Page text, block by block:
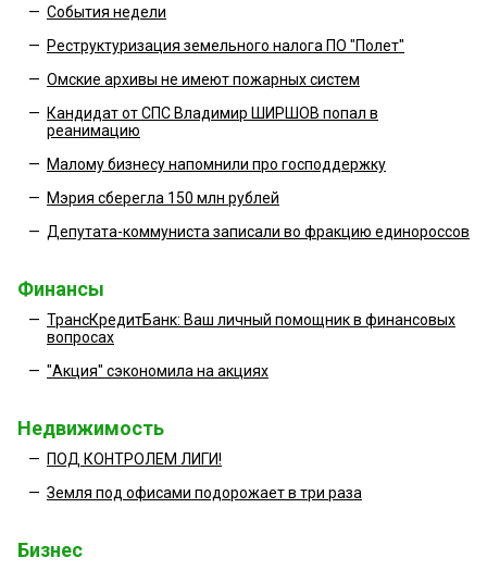
— События недели
— Реструктуризация земельного налога ПО "Полет"
— Омские архивы не имеют пожарных систем
— Кандидат от СПС Владимир ШИРШОВ попал в
реанимацию
— Малому бизнесу напомнили про господдержку
— Мэрия сберегла 150 млн рублей
— Депутата-коммуниста записали во фракцию единороссов
Финансы
— ТрансКредитБанк: Ваш личный помощник в финансовых
вопросах
— "Акция" сэкономила на акциях
Недвижимость
— ПОД КОНТРОЛЕМ ЛИГИ!
— Земля под офисами подорожает в три раза
Бизнес